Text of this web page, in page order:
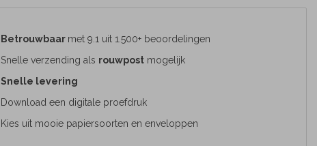
Betrouwbaar met 9.1 uit 1.500+ beoordelingen
Snelle verzending als rouwpostmogelijk
Snelle levering
Download een digitale proefdruk
Kies uit mooie papiersoorten en enveloppen